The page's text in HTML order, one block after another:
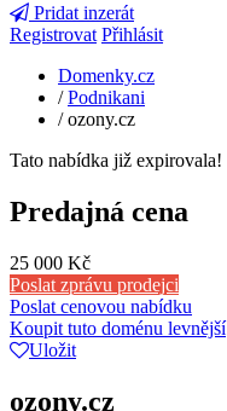
Pridat inzerát
Registrovat Přihlásit
Domenky.cz
/Podnikani
/ozony.cz
Tato nabídka již expirovala!
Predajná cena
25 000 Kč
Poslat zprávu prodejci
Poslat cenovou nabídku
Koupit tuto doménu levnější
Uložit
ozony.cz